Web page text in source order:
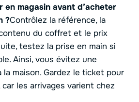
en magasin avant d’acheter
?Contrôlez la référence, la
du coffret et le prix
testez la prise en main si
Ainsi, vous évitez une
la maison. Gardez le ticket pour
les arrivages varient chez